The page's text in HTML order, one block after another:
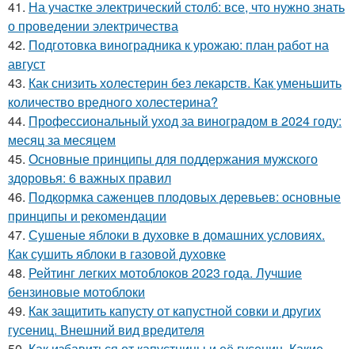
41. На участке электрический столб: все, что нужно знать
о проведении электричества
42. Подготовка виноградника к урожаю: план работ на
август
43. Как снизить холестерин без лекарств. Как уменьшить
количество вредного холестерина?
44. Профессиональный уход за виноградом в 2024 году:
месяц за месяцем
45. Основные принципы для поддержания мужского
здоровья: 6 важных правил
46. Подкормка саженцев плодовых деревьев: основные
принципы и рекомендации
47. Сушеные яблоки в духовке в домашних условиях.
Как сушить яблоки в газовой духовке
48. Рейтинг легких мотоблоков 2023 года. Лучшие
бензиновые мотоблоки
49. Как защитить капусту от капустной совки и других
гусениц. Внешний вид вредителя